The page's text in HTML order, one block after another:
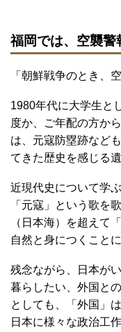
福岡では、空襲警
「朝鮮戦争のとき、
1980年代に大学生と
度か、ご年配の方か
は、元寇防塁跡など
てきた歴史を感じる遺
近現代史について学
「元寇」という歌を
（日本海）を超えて
自然と身につくことに
残念ながら、日本が
暮らしたい、外国と
としても、「外国」
日本に様々な政治工